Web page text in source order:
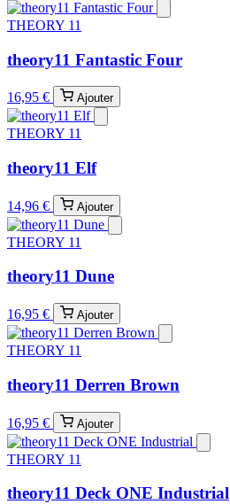
THEORY 11
theory11 Fantastic Four
16,95 € Ajouter
THEORY 11
theory11 Elf
14,96 € Ajouter
THEORY 11
theory11 Dune
16,95 € Ajouter
THEORY 11
theory11 Derren Brown
16,95 € Ajouter
THEORY 11
theory11 Deck ONE Industrial